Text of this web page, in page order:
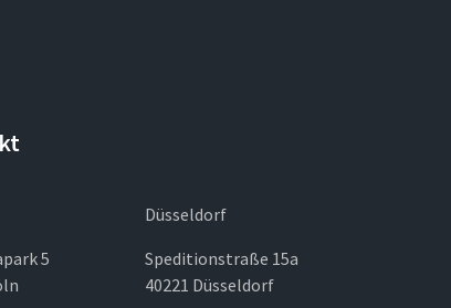
5
Düsseldorf
Speditionstraße 15a
40221 Düsseldorf